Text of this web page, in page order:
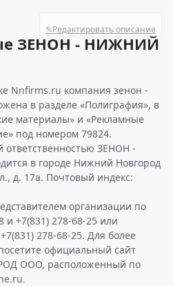
✎Редактировать описание
ЗЕНОН - НИЖНИЙ
Nnfirms.ru компания зенон -
в разделе «Полиграфия», в
материалы» и «Рекламные
под номером 79824.
ответственностью ЗЕНОН -
в городе Нижний Новгород
д. 17а. Почтовый индекс:
организации по
и +7(831) 278-68-25 или
278-68-25. Для более
официальный сайт
ООО, расположенный по